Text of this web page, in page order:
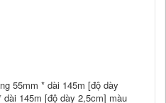
55mm * dài 145m [độ dày
145m [độ dày 2,5cm] màu